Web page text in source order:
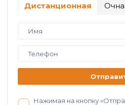
Дистанционная
Нажимая на кнопку